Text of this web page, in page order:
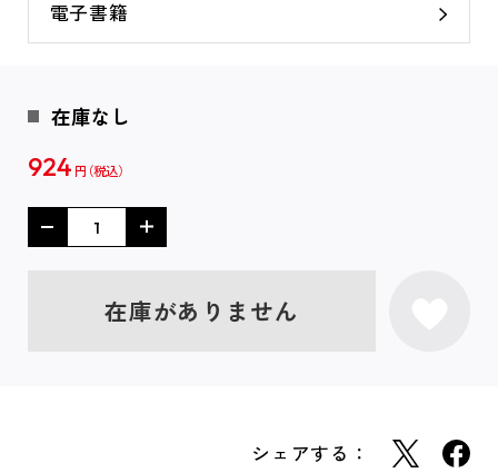
電子書籍
在庫なし
924 円
在庫がありません
シェアする：